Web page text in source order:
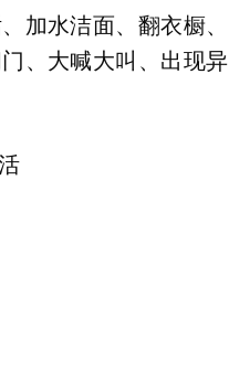
加水洁面、翻衣橱、
、大喊大叫、出现异